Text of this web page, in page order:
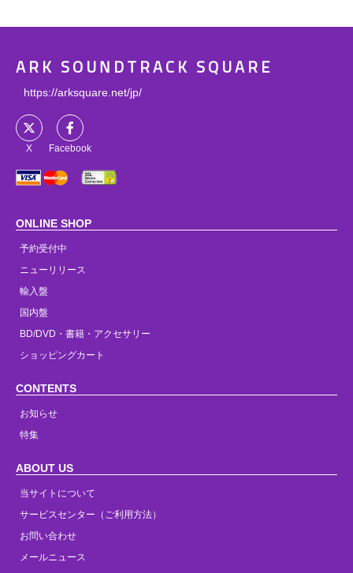
ARK SOUNDTRACK SQUARE
https://arksquare.net/jp/
X Facebook
ONLINE SHOP
予約受付中
ニューリリース
輸入盤
国内盤
BD/DVD・書籍・アクセサリー
ショッピングカート
CONTENTS
お知らせ
特集
ABOUT US
当サイトについて
サービスセンター（ご利用方法）
お問い合わせ
メールニュース